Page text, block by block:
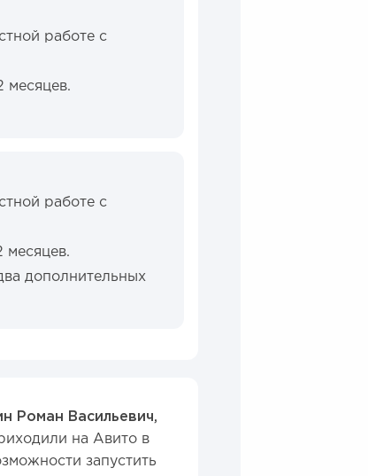
работе с
месяцев.
работе с
месяцев.
дополнительных
Роман Васильевич,
на Авито в
запустить